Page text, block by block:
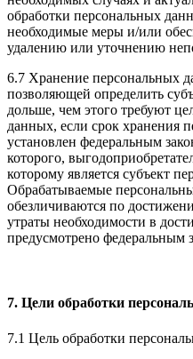
обработки персональных
необходимые меры и/или
удалению или уточнению
6.7 Хранение персональных
позволяющей определить
дольше, чем этого требуют
данных, если срок хранения
установлен федеральным
которого,
которому является субъект
Обрабатываемые
обезличиваются по
утраты необходимости в
предусмотрено федеральным
7. Цели обработки
7.1 Цель обработки